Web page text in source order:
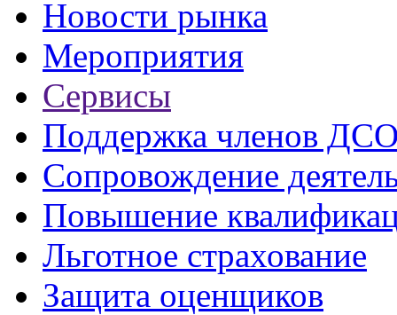
Новости рынка
Мероприятия
Сервисы
Поддержка членов
Сопровождение
Повышение
Льготное страхование
Защита оценщиков